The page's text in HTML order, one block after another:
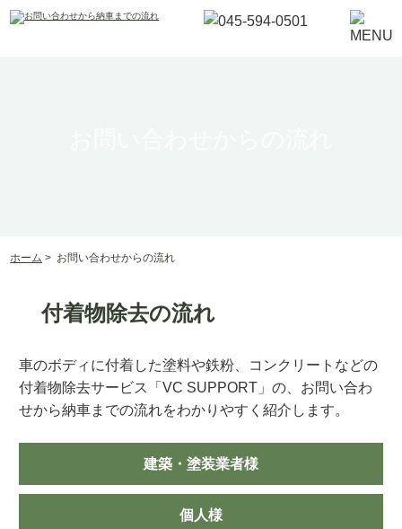
ホーム > お問い合わせからの流れ
付着物除去の流れ
車のボディに付着した塗料や鉄粉、コンクリートなどの
付着物除去サービス「VC SUPPORT」の、お問い合わ
せから納車までの流れをわかりやすく紹介します。
建築・塗装業者様
個人様